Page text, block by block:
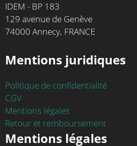
IDEM - BP 183
129 avenue de Genève
74000 Annecy, FRANCE
Mentions juridiques
Politique de confidentialité
CGV
Mentions légales
Retour et remboursement
Mentions légales